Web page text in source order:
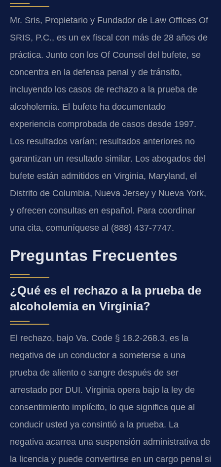
Mr. Sris, Propietario y Fundador de Law Offices Of
SRIS, P.C., es un ex fiscal con más de 28 años de
práctica. Junto con los Of Counsel del bufete, se
concentra en la defensa penal y de tránsito,
incluyendo los casos de rechazo a la prueba de
alcoholemia. El bufete ha documentado
experiencia comprobada de casos desde 1997.
Los resultados varían; resultados anteriores no
garantizan un resultado similar. Los abogados del
bufete están admitidos en Virginia, Maryland, el
Distrito de Columbia, Nueva Jersey y Nueva York,
y ofrecen consultas en español. Para coordinar
una cita, comuníquese al (888) 437-7747.
Preguntas Frecuentes
¿Qué es el rechazo a la prueba de
alcoholemia en Virginia?
El rechazo, bajo Va. Code § 18.2-268.3, es la
negativa de un conductor a someterse a una
prueba de aliento o sangre después de ser
arrestado por DUI. Virginia opera bajo la ley de
consentimiento implícito, lo que significa que al
conducir usted ya consintió a la prueba. La
negativa acarrea una suspensión administrativa de
la licencia y puede convertirse en un cargo penal si